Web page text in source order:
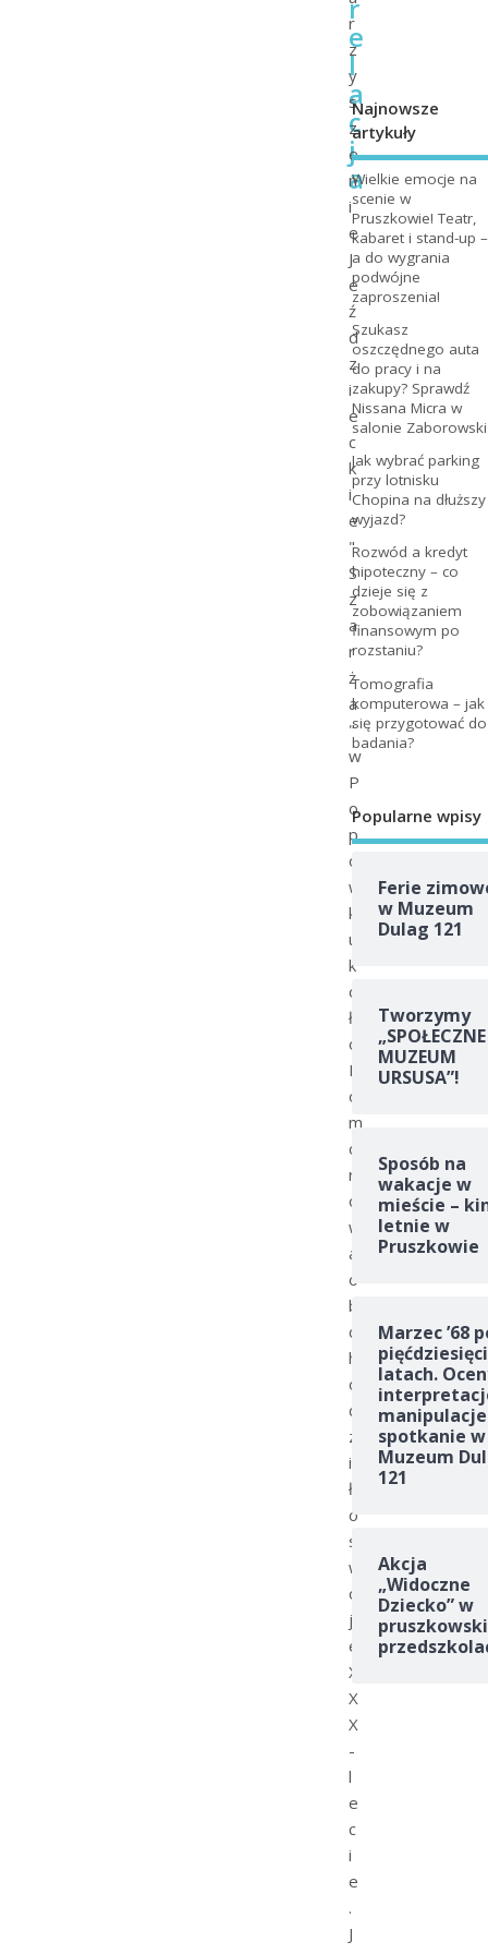
r
e
l
a
c
j
a
r
z
y
s
z
e
n
i
e
J
e
ź
d
z
i
e
c
k
i
e
"
S
z
a
r
ż
a
"
w
P
o
p
ó
w
k
u
k
o
ł
o
K
o
m
o
r
o
w
a
o
b
c
h
o
d
z
i
ł
o
s
w
o
j
e
X
X
X
-
l
e
c
i
e
.
J
Najnowsze
artykuły
Wielkie emocje na
scenie w
Pruszkowie! Teatr,
kabaret i stand-up –
a do wygrania
podwójne
zaproszenia!
Szukasz
oszczędnego auta
do pracy i na
zakupy? Sprawdź
Nissana Micra w
salonie Zaborowski
Jak wybrać parking
przy lotnisku
Chopina na dłuższy
wyjazd?
Rozwód a kredyt
hipoteczny – co
dzieje się z
zobowiązaniem
finansowym po
rozstaniu?
Tomografia
komputerowa – jak
się przygotować do
badania?
Popularne wpisy
Ferie
w Muzeum
Dulag 121
Tworzymy
„SPOŁECZNE
MUZEUM
URSUSA”!
Sposób na
wakacje w
mieście –
letnie w
Pruszkowie
Marzec ’68
latach.
spotkanie w
Muzeum
121
Akcja
„Widoczne
Dziecko” w